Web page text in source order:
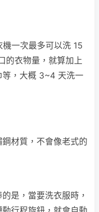
一次最多可以洗 15
的衣物量，就算加上
等，大概 3~4 天洗一
材質，不會像老式的
是，當要洗衣服時，